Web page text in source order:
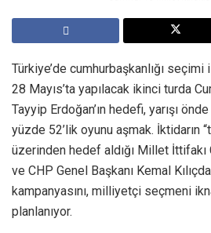
Türkiye’de cumhurbaşkanlığı
28 Mayıs’ta yapılacak ikinci turda
Tayyip Erdoğan’ın hedefi, yarışı
yüzde 52’lik oyunu aşmak. İktidarın
üzerinden hedef aldığı Millet İttifakı
ve CHP Genel Başkanı Kemal
kampanyasını, milliyetçi seçmeni
planlanıyor.